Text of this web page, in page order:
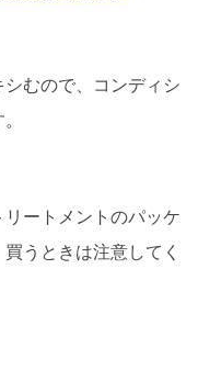
むので、コンディシ
ートメントのパッケ
うときは注意してく